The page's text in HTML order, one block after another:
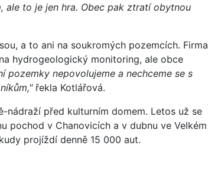
ale to je jen hra. Obec pak ztratí obytnou
a to ani na soukromých pozemcích. Firma
hydrogeologický monitoring, ale obce
pozemky nepovolujeme a nechceme se s
řekla Kotlářová.
nádraží před kulturním domem. Letos už se
pochod v Chanovicích a v dubnu ve Velkém
projíždí denně 15 000 aut.